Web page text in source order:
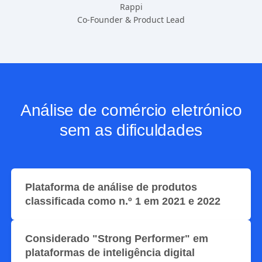
Rappi
Co-Founder & Product Lead
Análise de comércio eletrónico
sem as dificuldades
Plataforma de análise de produtos
classificada como n.º 1 em 2021 e 2022
Considerado "Strong Performer" em
plataformas de inteligência digital